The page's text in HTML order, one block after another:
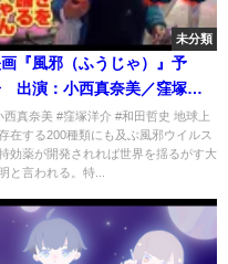
未分類
画『風邪（ふうじゃ）』予
出演：小西真奈美／窪塚洋
西真奈美 #窪塚洋介 #和田哲史 地球上
在する200種類にも及ぶ風邪ウイルス
効薬が開発されれば世界を揺るがす大
と言われる。特...